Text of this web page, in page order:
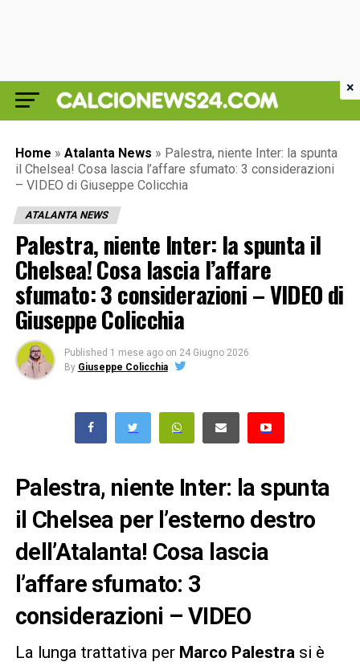
Home » Atalanta News » Palestra, niente Inter: la spunta
il Chelsea! Cosa lascia l’affare sfumato: 3 considerazioni
– VIDEO di Giuseppe Colicchia
ATALANTA NEWS
Palestra, niente Inter: la spunta il
Chelsea! Cosa lascia l’affare
sfumato: 3 considerazioni – VIDEO di
Giuseppe Colicchia
Published 1 mese ago on 24 Giugno 2026
By Giuseppe Colicchia
Palestra, niente Inter: la spunta
il Chelsea per l’esterno destro
dell’Atalanta! Cosa lascia
l’affare sfumato: 3
considerazioni – VIDEO
La lunga trattativa per Marco Palestra si è
×